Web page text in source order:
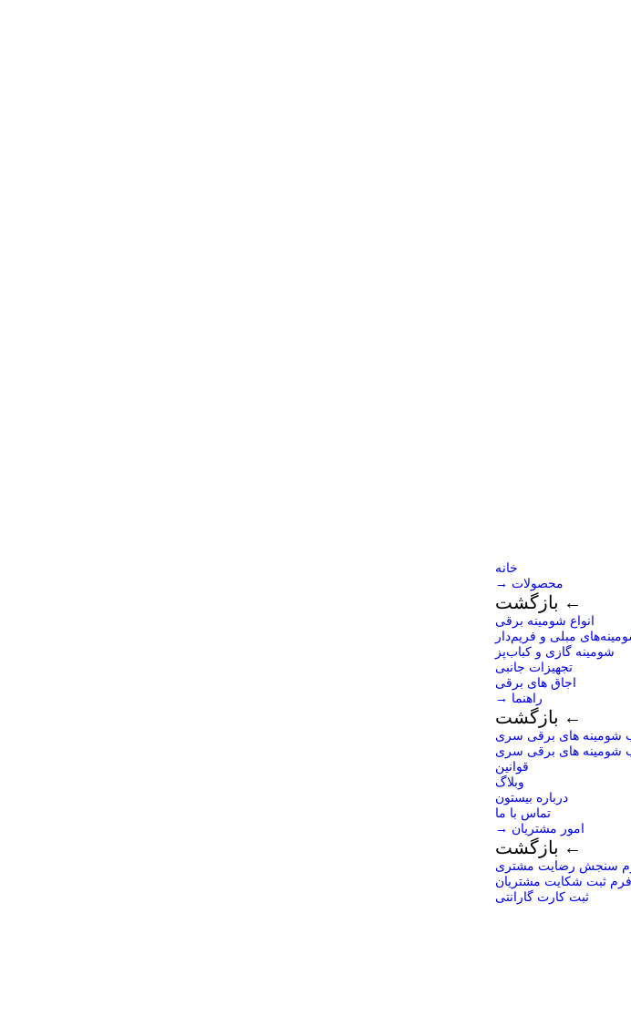
خانه
→ محصولات
بازگشت ←
انواع شومینه برقی
مبلی و فریم‌دار
شومینه گازی و کباب‌پز
تجهیزات جانبی
اجاق های برقی
→ راهنما
بازگشت ←
قوانین
وبلاگ
درباره بیستون
تماس با ما
→ امور مشتریان
بازگشت ←
سنجش رضایت مشتری
فرم ثبت شکایت مشتریان
ثبت کارت گارانتی